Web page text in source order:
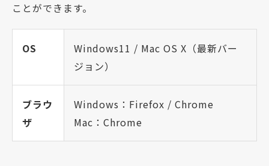
ことができます。
OS
Windows11 / Mac OS X（最新バー
ジョン）
ブラウ
ザ
Windows：Firefox / Chrome
Mac：Chrome